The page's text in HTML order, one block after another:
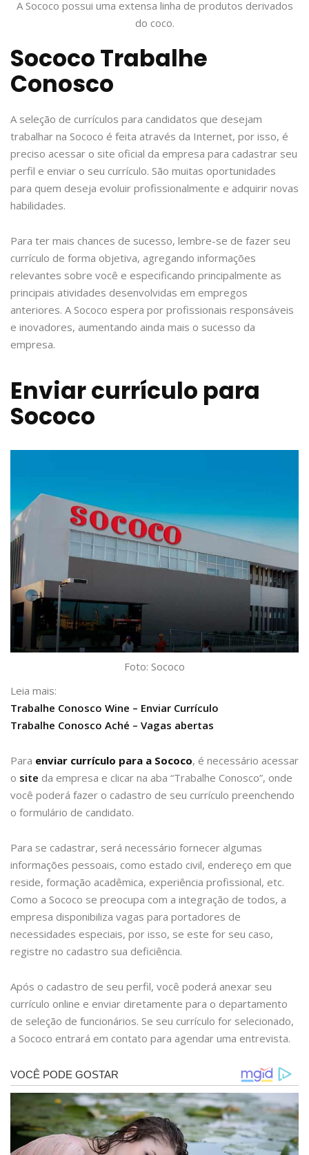
A Sococo possui uma extensa linha de produtos derivados
do coco.
Sococo Trabalhe
Conosco
A seleção de currículos para candidatos que desejam
trabalhar na Sococo é feita através da Internet, por isso, é
preciso acessar o site oficial da empresa para cadastrar seu
perfil e enviar o seu currículo. São muitas oportunidades
para quem deseja evoluir profissionalmente e adquirir novas
habilidades.
Para ter mais chances de sucesso, lembre-se de fazer seu
currículo de forma objetiva, agregando informações
relevantes sobre você e especificando principalmente as
principais atividades desenvolvidas em empregos
anteriores. A Sococo espera por profissionais responsáveis
e inovadores, aumentando ainda mais o sucesso da
empresa.
Enviar currículo para
Sococo
Foto: Sococo
Leia mais:
Trabalhe Conosco Wine – Enviar Currículo
Trabalhe Conosco Aché – Vagas abertas
Para enviar currículo para a Sococo, é necessário acessar
o site da empresa e clicar na aba “Trabalhe Conosco”, onde
você poderá fazer o cadastro de seu currículo preenchendo
o formulário de candidato.
Para se cadastrar, será necessário fornecer algumas
informações pessoais, como estado civil, endereço em que
reside, formação acadêmica, experiência profissional, etc.
Como a Sococo se preocupa com a integração de todos, a
empresa disponibiliza vagas para portadores de
necessidades especiais, por isso, se este for seu caso,
registre no cadastro sua deficiência.
Após o cadastro de seu perfil, você poderá anexar seu
currículo online e enviar diretamente para o departamento
de seleção de funcionários. Se seu currículo for selecionado,
a Sococo entrará em contato para agendar uma entrevista.